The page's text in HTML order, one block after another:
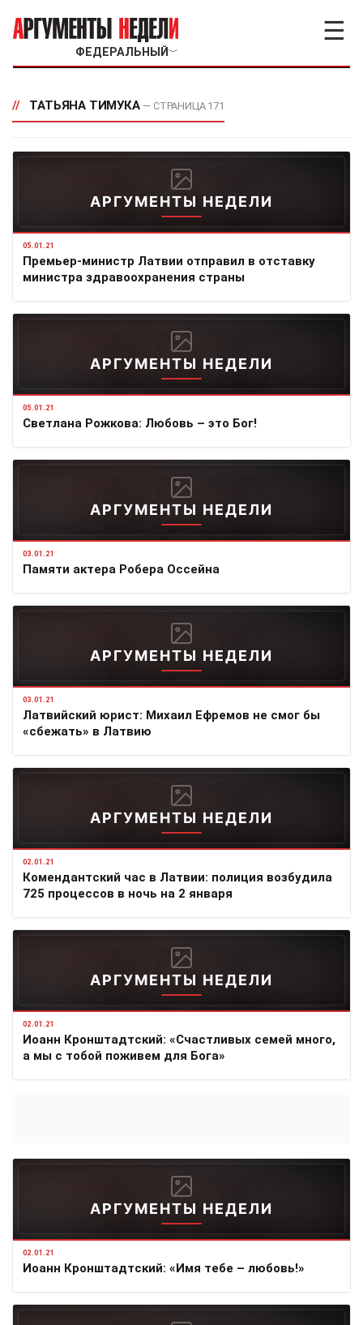
ФЕДЕРАЛЬНЫЙ ﹀
☰
// ТАТЬЯНА ТИМУКА — СТРАНИЦА 171
АРГУМЕНТЫ НЕДЕЛИ
05.01.21
Премьер-министр Латвии отправил в отставку
министра здравоохранения страны
АРГУМЕНТЫ НЕДЕЛИ
05.01.21
Светлана Рожкова: Любовь – это Бог!
АРГУМЕНТЫ НЕДЕЛИ
03.01.21
Памяти актера Робера Оссейна
АРГУМЕНТЫ НЕДЕЛИ
03.01.21
Латвийский юрист: Михаил Ефремов не смог бы
«сбежать» в Латвию
АРГУМЕНТЫ НЕДЕЛИ
02.01.21
Комендантский час в Латвии: полиция возбудила
725 процессов в ночь на 2 января
АРГУМЕНТЫ НЕДЕЛИ
02.01.21
Иоанн Кронштадтский: «Счастливых семей много,
а мы с тобой поживем для Бога»
АРГУМЕНТЫ НЕДЕЛИ
02.01.21
Иоанн Кронштадтский: «Имя тебе – любовь!»